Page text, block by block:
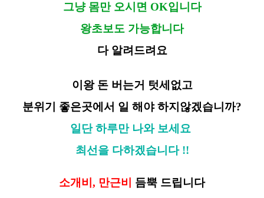
그냥 몸만 오시면 OK입니다
왕초보도 가능합니다
다 알려드려요
이왕 돈 버는거 텃세없고
분위기 좋은곳에서 일 해야 하지않겠습니까?
일단 하루만 나와 보세요
최선을 다하겠습니다 !!
소개비, 만근비 듬뿍 드립니다